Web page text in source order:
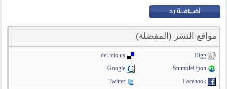
مواقع النشر (المفضلة)
Digg
del.icio.us
StumbleUpon
Google
Facebook
Twitter